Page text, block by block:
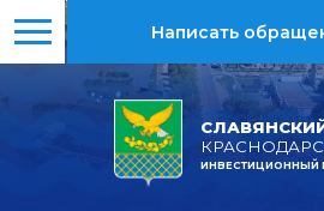
ИНВЕСТИЦИОННЫЙ
Написать